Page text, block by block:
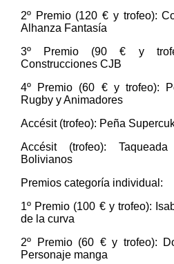
2º Premio (120 € y trofeo):
Alhanza Fantasía
3º Premio (90 € y
Construcciones CJB
4º Premio (60 € y trofeo):
Rugby y Animadores
Accésit (trofeo): Peña
Accésit (trofeo):
Bolivianos
Premios categoría individual:
1º Premio (100 € y trofeo):
de la curva
2º Premio (60 € y trofeo):
Personaje manga